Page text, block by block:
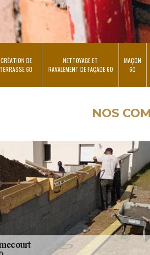
CRÉATION DE
TERRASSE 60
NETTOYAGE ET
RAVALEMENT DE FAÇADE 60
MAÇON
60
NOS